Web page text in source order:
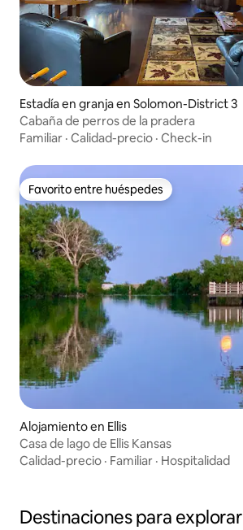
Estadía en granja en Solomon-District 3
Cabaña de perros de la pradera
Familiar · Calidad-precio · Check-in
Favorito entre huéspedes
Favorito entre huéspedes
Alojamiento en Ellis
Casa de lago de Ellis Kansas
Calidad-precio · Familiar · Hospitalidad
Destinaciones para explorar